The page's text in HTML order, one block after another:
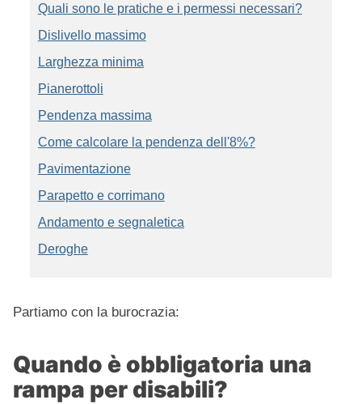
Quali sono le pratiche e i permessi necessari?
Dislivello massimo
Larghezza minima
Pianerottoli
Pendenza massima
Come calcolare la pendenza dell'8%?
Pavimentazione
Parapetto e corrimano
Andamento e segnaletica
Deroghe
Partiamo con la burocrazia:
Quando è obbligatoria una
rampa per disabili?